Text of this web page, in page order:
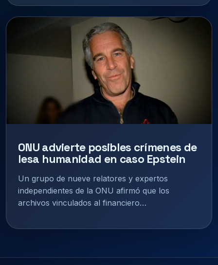
ONU advierte posibles crímenes de
lesa humanidad en caso Epstein
Un grupo de nueve relatores y expertos
independientes de la ONU afirmó que los
archivos vinculados al financiero…